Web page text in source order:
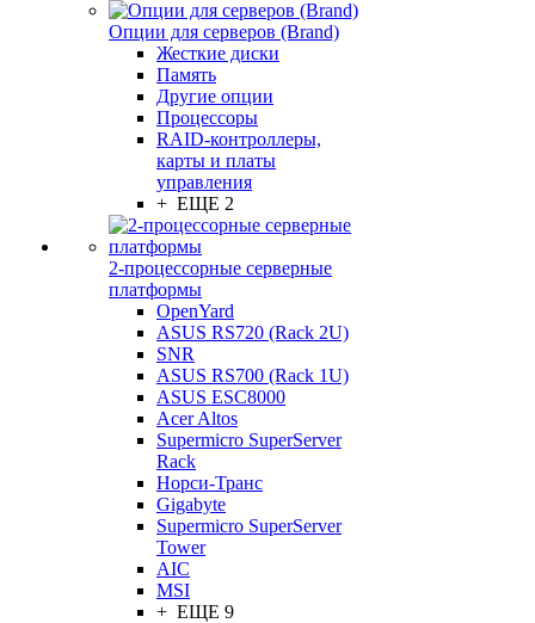
Опции для серверов (Brand)
Жесткие диски
Память
Другие опции
Процессоры
RAID-контроллеры,
карты и платы
управления
+ ЕЩЕ 2
2-процессорные серверные
платформы
OpenYard
ASUS RS720 (Rack 2U)
SNR
ASUS RS700 (Rack 1U)
ASUS ESC8000
Acer Altos
Supermicro SuperServer
Rack
Норси-Транс
Gigabyte
Supermicro SuperServer
Tower
AIC
MSI
+ ЕЩЕ 9